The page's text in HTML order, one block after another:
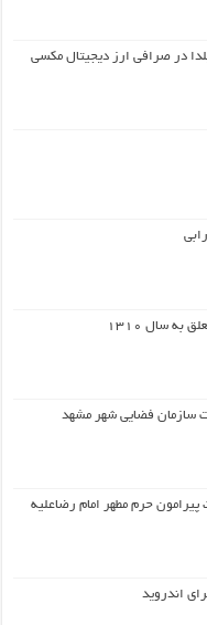
در صرافی ارز دیجیتال مکسی
به سال ۱۳۱۰
سازمان فضایی شهر مشهد
پيرامون حرم مطهر امام رضاعليه